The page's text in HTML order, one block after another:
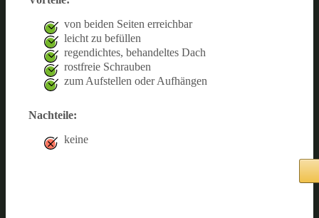
von beiden Seiten erreichbar
leicht zu befüllen
regendichtes, behandeltes Dach
rostfreie Schrauben
zum Aufstellen oder Aufhängen
Nachteile:
keine